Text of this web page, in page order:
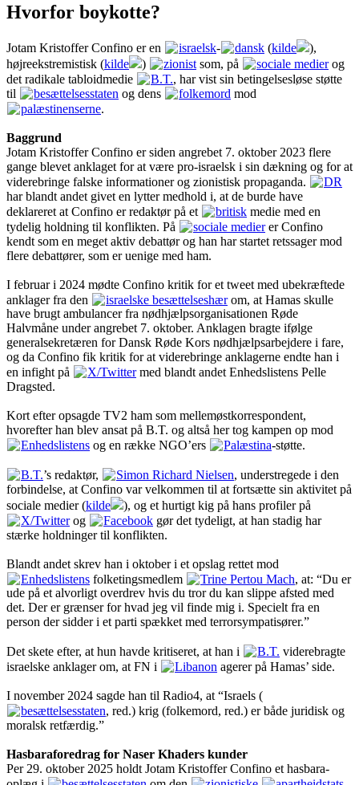
Hvorfor boykotte?
Jotam Kristoffer Confino er en israelsk- dansk (kilde
),
højreekstremistisk (kilde ) zionist som, på sociale medierog
det radikale tabloidmedie
B.T., har vist sin betingelsesløse støtte
til
besættelsesstaten og dens folkemord mod
palæstinenserne.
Baggrund
Jotam Kristoffer Confino er siden angrebet 7. oktober 2023 flere
gange blevet anklaget for at være pro-israelsk i sin dækning og for at
viderebringe falske informationer og zionistisk propaganda.
DR
har blandt andet givet en lytter medhold i, at de burde have
deklareret at Confino er redaktør på et
britisk medie med en
tydelig holdning til konflikten. På
sociale medierer Confino
kendt som en meget aktiv debattør og han har startet retssager mod
flere debattører, som er uenige med ham.
I februar i 2024 mødte Confino kritik for et tweet med ubekræftede
anklager fra den
israelske besættelseshærom, at Hamas skulle
have brugt ambulancer fra nødhjælpsorganisationen Røde
Halvmåne under angrebet 7. oktober. Anklagen bragte ifølge
generalsekretæren for Dansk Røde Kors nødhjælpsarbejdere i fare,
og da Confino fik kritik for at viderebringe anklagerne endte han i
en infight på
X/Twittermed blandt andet Enhedslistens Pelle
Dragsted.
Kort efter opsagde TV2 ham som mellemøstkorrespondent,
hvorefter han blev ansat på B.T. og altså her tog kampen op mod
Enhedslistens og en række NGO’ers Palæstina-støtte.
B.T.’s redaktør, Simon Richard Nielsen, understregede i den
forbindelse, at Confino var velkommen til at fortsætte sin aktivitet på
sociale medier (kilde
), og et hurtigt kig på hans profiler på
X/Twitterog Facebook gør det tydeligt, at han stadig har
stærke holdninger til konflikten.
Blandt andet skrev han i oktober i et opslag rettet mod
Enhedslistens folketingsmedlem Trine Pertou Mach , at: “Du er
ude på et alvorligt overdrev hvis du tror du kan slippe afsted med
det. Der er grænser for hvad jeg vil finde mig i. Specielt fra en
person der sidder i et parti spækket med terrorsympatisører.”
Det skete efter, at hun havde kritiseret, at han i B.T. viderebragte
israelske anklager om, at FN i
Libanon agerer på Hamas’ side.
I november 2024 sagde han til Radio4, at “Israels (
besættelsesstaten, red.) krig (folkemord, red.) er både juridisk og
moralsk retfærdig.”
Hasbaraforedrag for Naser Khaders kunder
Per 29. oktober 2025 holdt Jotam Kristoffer Confino et hasbara-